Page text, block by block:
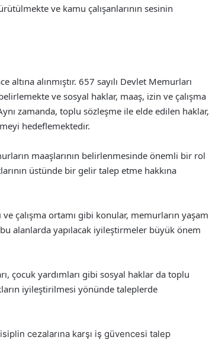
ve kamu çalışanlarının sesinin
alınmıştır. 657 sayılı Devlet Memurları
ve sosyal haklar, maaş, izin ve çalışma
zamanda, toplu sözleşme ile elde edilen haklar,
hedeflemektedir.
maaşlarının belirlenmesinde önemli bir rol
üstünde bir gelir talep etme hakkına
ve çalışma ortamı gibi konular, memurların yaşam
alanlarda yapılacak iyileştirmeler büyük önem
çocuk yardımları gibi sosyal haklar da toplu
iyileştirilmesi yönünde taleplerde
cezalarına karşı iş güvencesi talep